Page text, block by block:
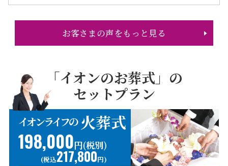
お客さまの声をもっと見る
「イオンのお葬式」の
セットプラン
イオンライフの 火葬式
198,000円(税別)
(税込217,800円)